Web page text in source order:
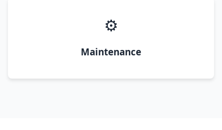
⚙️
Maintenance